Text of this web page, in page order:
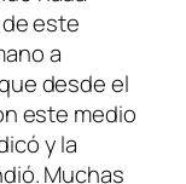
este
a
desde el
este medio
y la
Muchas